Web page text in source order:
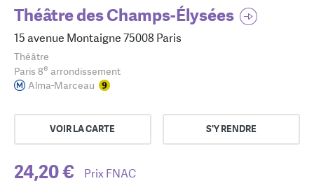
Théâtre des Champs-Élysées
15 avenue Montaigne 75008 Paris
Théâtre
Paris 8e arrondissement
Alma-Marceau
VOIR LA CARTE S'Y RENDRE
24,20 € Prix FNAC